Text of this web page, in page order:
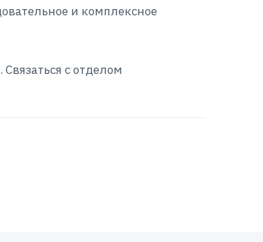
и комплексное
с отделом